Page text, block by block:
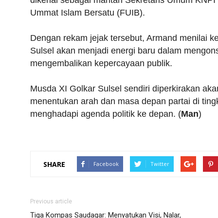
Ummat Islam Bersatu (FUIB).
Dengan rekam jejak tersebut, Armand menilai
Sulsel akan menjadi energi baru dalam
mengembalikan kepercayaan publik.
Musda XI Golkar Sulsel sendiri diperkirakan
menentukan arah dan masa depan partai di
menghadapi agenda politik ke depan. (Man)
SHARE Facebook Twitter
Previous article
Tiga Kompas Saudagar: Menyatukan Visi, Nalar,